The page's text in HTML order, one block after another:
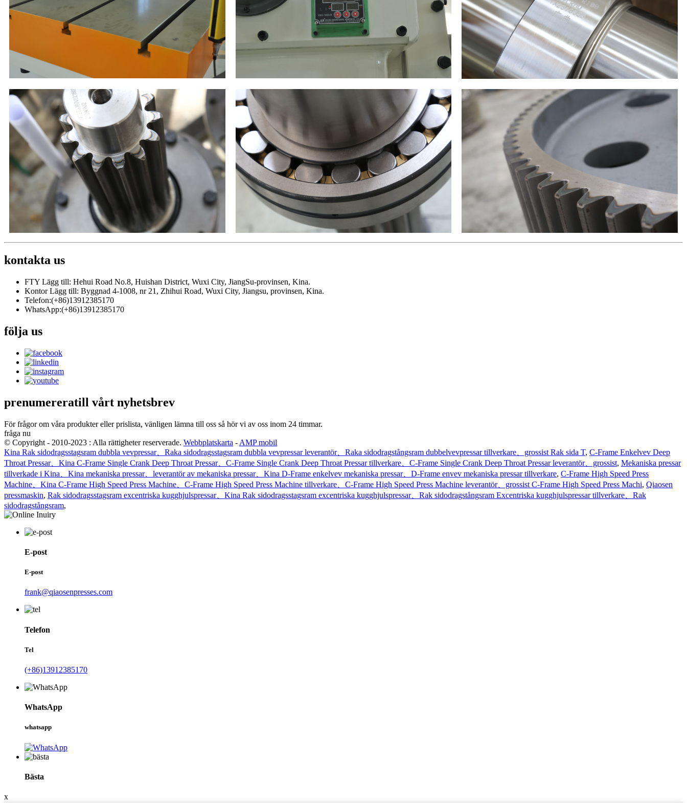
kontakta us
FTY Lägg till: Hehui Road No.8, Huishan District, Wuxi City, JiangSu-provinsen, Kina.
Kontor Lägg till: Byggnad 4-1008, nr 21, Zhihui Road, Wuxi City, Jiangsu, provinsen, Kina.
Telefon:(+86)13912385170
WhatsApp:(+86)13912385170
följa us
prenumereratill vårt nyhetsbrev
För frågor om våra produkter eller prislista, vänligen lämna till oss så hör vi av oss inom 24 timmar.
fråga nu
© Copyright - 2010-2023 : Alla rättigheter reserverade. Webbplatskarta - AMP mobil
Kina Rak sidodragsstagsram dubbla vevpressar、Raka sidodragsstagsram dubbla vevpressar leverantör、Raka sidodragstångsram dubbelvevpressar tillverkare、grossist Rak sida T, C-Frame Enkelvev Deep
Throat Pressar、Kina C-Frame Single Crank Deep Throat Pressar、C-Frame Single Crank Deep Throat Pressar tillverkare、C-Frame Single Crank Deep Throat Pressar leverantör、grossist, Mekaniska pressar
tillverkade i Kina、Kina mekaniska pressar、leverantör av mekaniska pressar、Kina D-Frame enkelvev mekaniska pressar、D-Frame envev mekaniska pressar tillverkare, C-Frame High Speed ​​Press
Machine、Kina C-Frame High Speed ​​Press Machine、C-Frame High Speed ​​Press Machine tillverkare、C-Frame High Speed ​​Press Machine leverantör、grossist C-Frame High Speed ​​Press Machi, Qiaosen
pressmaskin, Rak sidodragsstagsram excentriska kugghjulspressar、Kina Rak sidodragsstagsram excentriska kugghjulspressar、Rak sidodragstångsram Excentriska kugghjulspressar tillverkare、Rak
sidodragstångsram,
E-post
E-post
frank@qiaosenpresses.com
Telefon
Tel
(+86)13912385170
WhatsApp
whatsapp
Bästa
x